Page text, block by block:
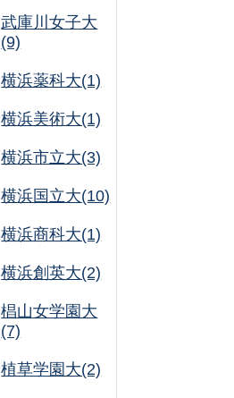
武庫川女子大
(9)
横浜薬科大(1)
横浜美術大(1)
横浜市立大(3)
横浜国立大(10)
横浜商科大(1)
横浜創英大(2)
椙山女学園大
(7)
植草学園大(2)